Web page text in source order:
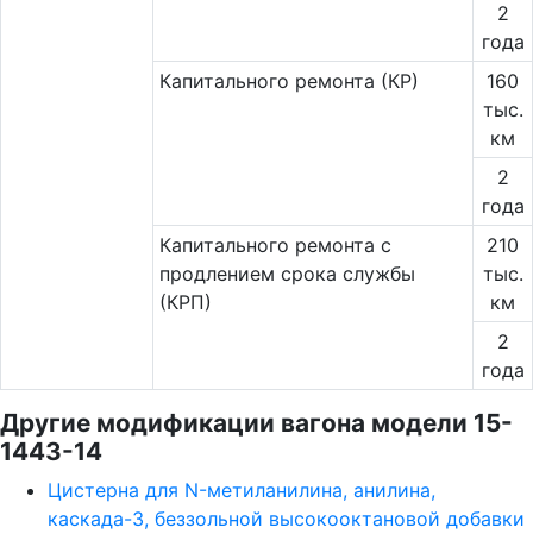
2
года
Капитального ремонта (КР)
160
тыс.
км
2
года
Капитального ремонта с
продлением срока службы
(КРП)
210
тыс.
км
2
года
Другие модификации вагона модели 15-
1443-14
Цистерна для N-метиланилина, анилина,
каскада-3, беззольной высокооктановой добавки